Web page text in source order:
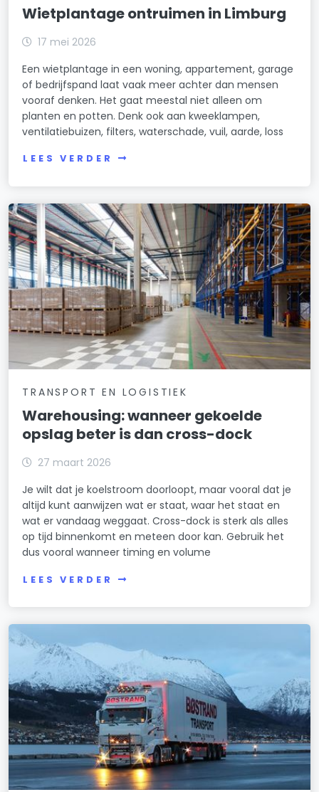
Wietplantage ontruimen in Limburg
17 mei 2026
Een wietplantage in een woning, appartement, garage
of bedrijfspand laat vaak meer achter dan mensen
vooraf denken. Het gaat meestal niet alleen om
planten en potten. Denk ook aan kweeklampen,
ventilatiebuizen, filters, waterschade, vuil, aarde, loss
LEES VERDER
TRANSPORT EN LOGISTIEK
Warehousing: wanneer gekoelde
opslag beter is dan cross-dock
27 maart 2026
Je wilt dat je koelstroom doorloopt, maar vooral dat je
altijd kunt aanwijzen wat er staat, waar het staat en
wat er vandaag weggaat. Cross-dock is sterk als alles
op tijd binnenkomt en meteen door kan. Gebruik het
dus vooral wanneer timing en volume
LEES VERDER